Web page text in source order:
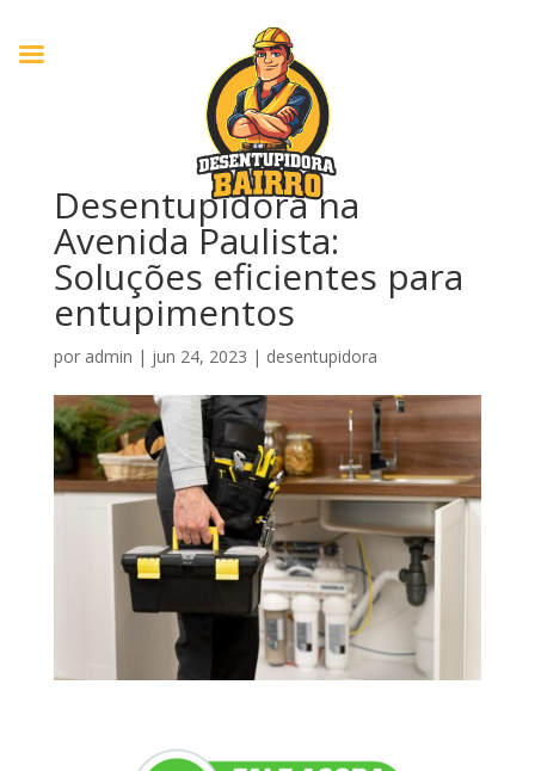
Desentupidora na
Avenida Paulista:
Soluções eficientes para
entupimentos
por admin | jun 24, 2023 | desentupidora